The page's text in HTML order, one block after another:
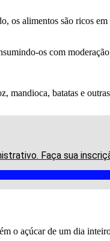
alimentos são ricos
os com
mandioca, batatas e
Faça sua
o açúcar de um dia